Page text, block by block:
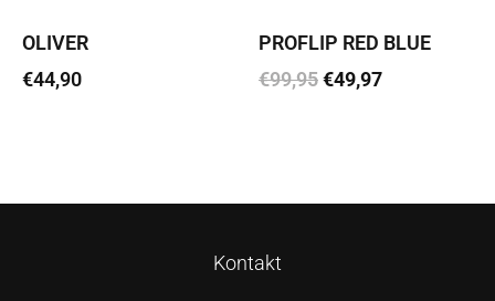
OLIVER
€44,90
PROFLIP RED BLUE
€99,95€49,97
Kontakt